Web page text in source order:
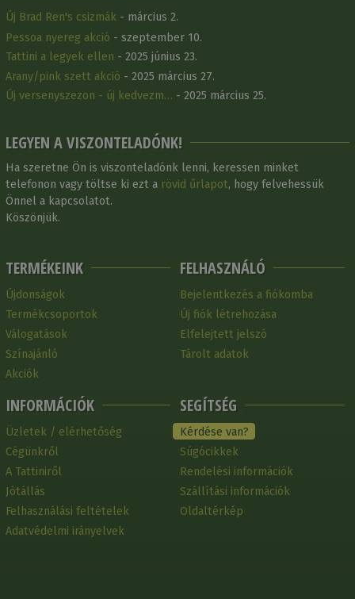
Új Brad Ren's csizmák - március 2.
Pessoa nyereg akció - szeptember 10.
Tattini a legyek ellen - 2025 június 23.
Arany/pink szett akció - 2025 március 27.
Új versenyszezon - új kedvezm… - 2025 március 25.
LEGYEN A VISZONTELADÓNK!
Ha szeretne Ön is viszonteladónk lenni, keressen minket
telefonon vagy töltse ki ezt a rövid űrlapot, hogy felvehessük
Önnel a kapcsolatot.
Köszönjük.
TERMÉKEINK
Újdonságok
Termékcsoportok
Válogatások
Színajánló
Akciók
INFORMÁCIÓK
Üzletek / elérhetőség
Cégünkről
A Tattiniről
Jótállás
Felhasználási feltételek
Adatvédelmi irányelvek
FELHASZNÁLÓ
Bejelentkezés a fiókomba
Új fiók létrehozása
Elfelejtett jelszó
Tárolt adatok
SEGÍTSÉG
Kérdése van?
Súgócikkek
Rendelési információk
Szállítási információk
Oldaltérkép